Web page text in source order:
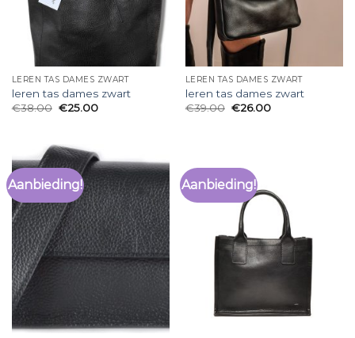
LEREN TAS DAMES ZWART
leren tas dames zwart
€38.00 €25.00
LEREN TAS DAMES ZWART
leren tas dames zwart
€39.00 €26.00
Aanbieding! Aanbieding!